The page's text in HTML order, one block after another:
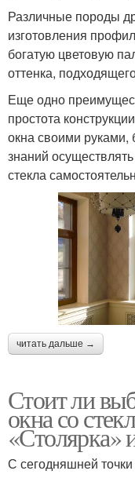
Различные породы
изготовления
богатую цветовую
оттенка,
Еще одно
простота
окна своими руками,
знаний
стекла
читать дальше →
Стоит ли
окна со
«Столярка»
С сегодняшней точки